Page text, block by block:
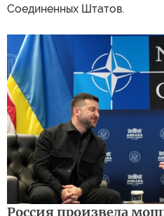
Соединенных Штатов.
Россия произвела